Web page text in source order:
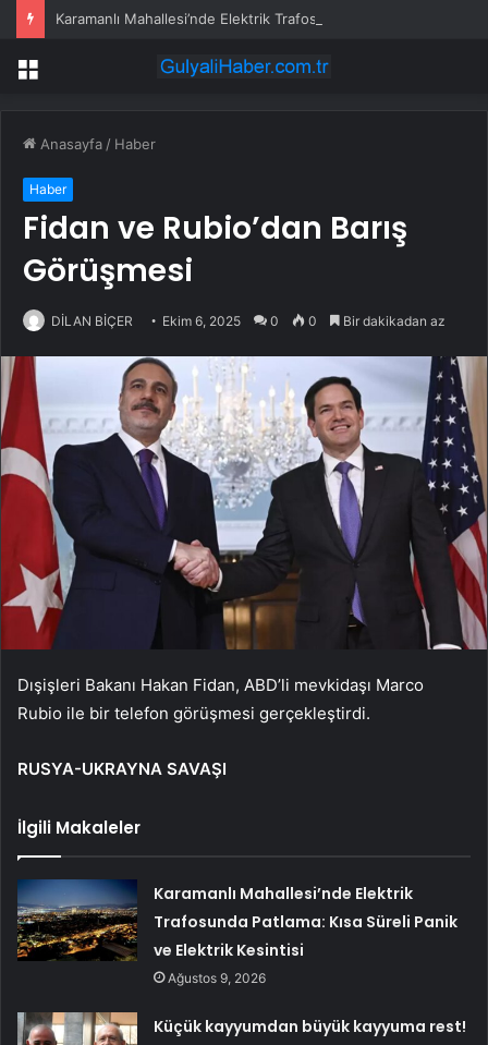
Menü
Anasayfa / Haber
Haber
Fidan ve Rubio’dan Barış
Görüşmesi
DİLAN BİÇER Ekim 6, 2025 0 0 Bir dakikadan az
Dışişleri Bakanı Hakan Fidan, ABD’li mevkidaşı Marco
Rubio ile bir telefon görüşmesi gerçekleştirdi.
RUSYA-UKRAYNA SAVAŞI
İlgili Makaleler
Karamanlı Mahallesi’nde Elektrik
Trafosunda Patlama: Kısa Süreli Panik
ve Elektrik Kesintisi
Ağustos 9, 2026
Küçük kayyumdan büyük kayyuma rest!